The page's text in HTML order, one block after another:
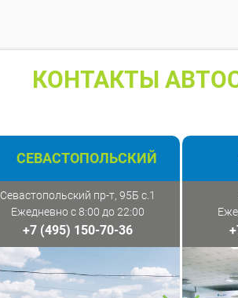
КОНТАКТЫ
СЕВАСТОПОЛЬСКИЙ
Севастопольский пр-т, 95Б с.1
Ежедневно с 8:00 до 22:00
+7 (495) 150-70-36